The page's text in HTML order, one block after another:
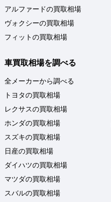
アルファードの買取相場
ヴォクシーの買取相場
フィットの買取相場
車買取相場を調べる
全メーカーから調べる
トヨタの買取相場
レクサスの買取相場
ホンダの買取相場
スズキの買取相場
日産の買取相場
ダイハツの買取相場
マツダの買取相場
スバルの買取相場